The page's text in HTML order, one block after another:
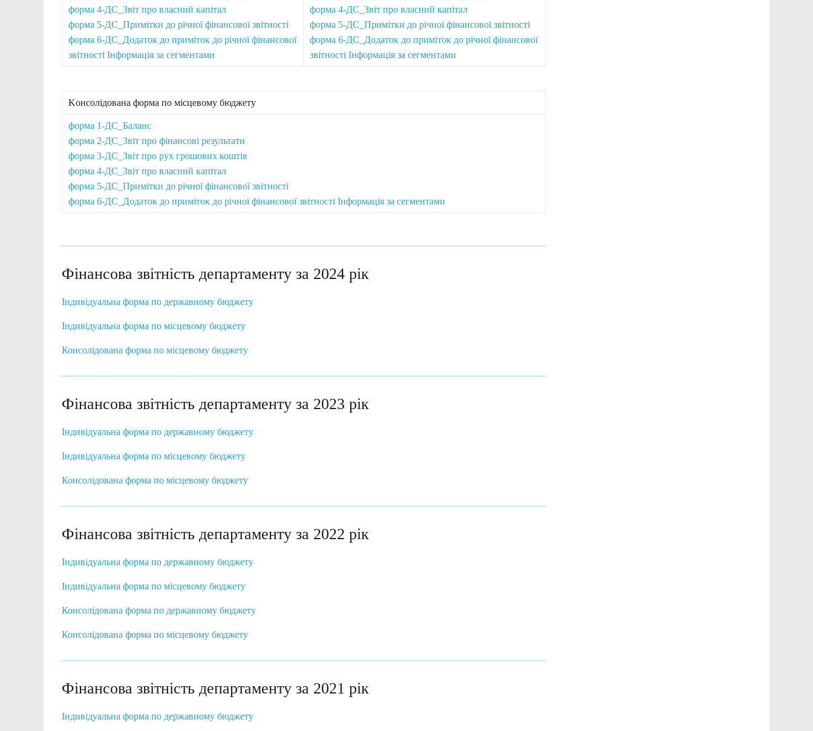
форма 4-ДС_Звіт про власний капітал
форма 5-ДС_Примітки до річної фінансової звітності
форма 6-ДС_Додаток до приміток до річної фінансової
звітності Інформація за сегментами
форма 4-ДС_Звіт про власний капітал
форма 5-ДС_Примітки до річної фінансової звітності
форма 6-ДС_Додаток до приміток до річної фінансової
звітності Інформація за сегментами
Kонсолідована форма по місцевому бюджету
форма 1-ДС_Баланс
форма 2-ДС_Звіт про фінансові результати
форма 3-ДС_Звіт про рух грошових коштів
форма 4-ДС_Звіт про власний капітал
форма 5-ДС_Примітки до річної фінансової звітності
форма 6-ДС_Додаток до приміток до річної фінансової звітності Інформація за сегментами
Фінансова звітність департаменту за 2024 рік
Індивідуальна форма по державному бюджету
Індивідуальна форма по місцевому бюджету
Консолідована форма по місцевому бюджету
Фінансова звітність департаменту за 2023 рік
Індивідуальна форма по державному бюджету
Індивідуальна форма по місцевому бюджету
Консолідована форма по місцевому бюджету
Фінансова звітність департаменту за 2022 рік
Індивідуальна форма по державному бюджету
Індивідуальна форма по місцевому бюджету
Консолідована форма по державному бюджету
Консолідована форма по місцевому бюджету
Фінансова звітність департаменту за 2021 рік
Індивідуальна форма по державному бюджету